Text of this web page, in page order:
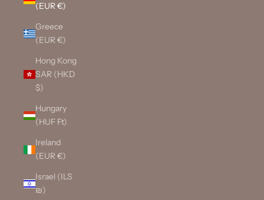
(EUR €)
Greece
(EUR €)
Hong Kong
SAR (HKD
$)
Hungary
(HUF Ft)
Ireland
(EUR €)
Israel (ILS
₪)